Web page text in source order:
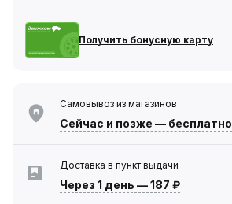
Получить бонусную карту
Самовывоз из магазинов
Сейчас и позже — бесплатно
Доставка в пункт выдачи
Через 1 день —187 ₽